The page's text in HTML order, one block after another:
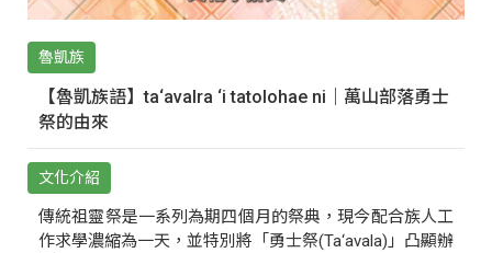
魯凱族
【魯凱族語】ta‘avalra ‘i tatolohae ni｜萬山部落勇士
祭的由來
文化介紹
傳統祖靈祭是一系列為期四個月的祭典，現今配合族人工
作求學濃縮為一天，並特別將「勇士祭(Ta‘avala)」凸顯辦